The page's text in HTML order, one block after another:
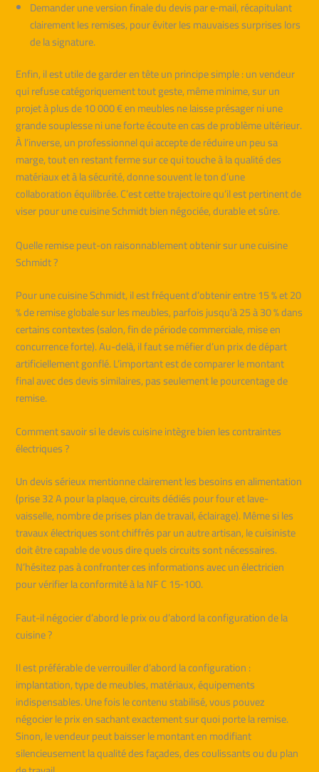
Demander une version finale du devis par e‑mail, récapitulant
clairement les remises, pour éviter les mauvaises surprises lors
de la signature.
Enfin, il est utile de garder en tête un principe simple : un vendeur
qui refuse catégoriquement tout geste, même minime, sur un
projet à plus de 10 000 € en meubles ne laisse présager ni une
grande souplesse ni une forte écoute en cas de problème ultérieur.
À l’inverse, un professionnel qui accepte de réduire un peu sa
marge, tout en restant ferme sur ce qui touche à la qualité des
matériaux et à la sécurité, donne souvent le ton d’une
collaboration équilibrée. C’est cette trajectoire qu’il est pertinent de
viser pour une cuisine Schmidt bien négociée, durable et sûre.
Quelle remise peut-on raisonnablement obtenir sur une cuisine
Schmidt ?
Pour une cuisine Schmidt, il est fréquent d’obtenir entre 15 % et 20
% de remise globale sur les meubles, parfois jusqu’à 25 à 30 % dans
certains contextes (salon, fin de période commerciale, mise en
concurrence forte). Au-delà, il faut se méfier d’un prix de départ
artificiellement gonflé. L’important est de comparer le montant
final avec des devis similaires, pas seulement le pourcentage de
remise.
Comment savoir si le devis cuisine intègre bien les contraintes
électriques ?
Un devis sérieux mentionne clairement les besoins en alimentation
(prise 32 A pour la plaque, circuits dédiés pour four et lave-
vaisselle, nombre de prises plan de travail, éclairage). Même si les
travaux électriques sont chiffrés par un autre artisan, le cuisiniste
doit être capable de vous dire quels circuits sont nécessaires.
N’hésitez pas à confronter ces informations avec un électricien
pour vérifier la conformité à la NF C 15‑100.
Faut-il négocier d’abord le prix ou d’abord la configuration de la
cuisine ?
Il est préférable de verrouiller d’abord la configuration :
implantation, type de meubles, matériaux, équipements
indispensables. Une fois le contenu stabilisé, vous pouvez
négocier le prix en sachant exactement sur quoi porte la remise.
Sinon, le vendeur peut baisser le montant en modifiant
silencieusement la qualité des façades, des coulissants ou du plan